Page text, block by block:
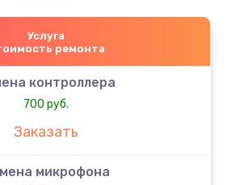
Услуга
ремонта
контроллера
700 руб.
Заказать
микрофона